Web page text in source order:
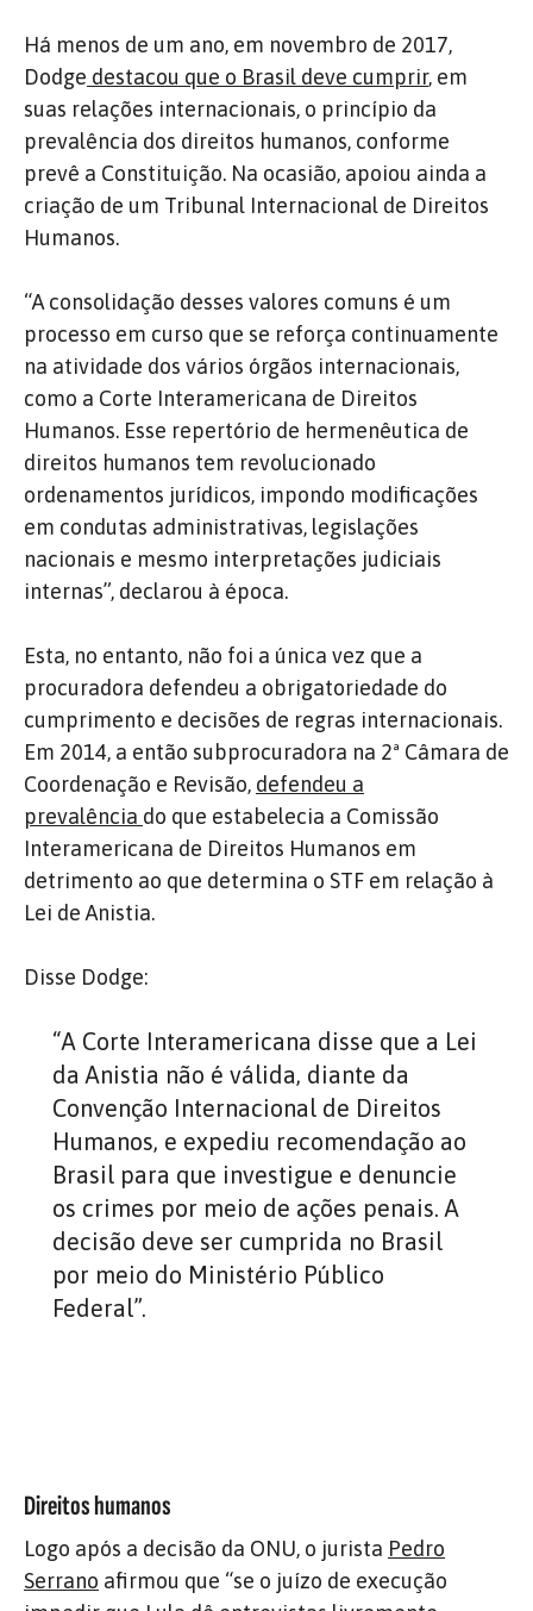
Há menos de um ano, em novembro de 2017,
Dodge destacou que o Brasil deve cumprir, em
suas relações internacionais, o princípio da
prevalência dos direitos humanos, conforme
prevê a Constituição. Na ocasião, apoiou ainda a
criação de um Tribunal Internacional de Direitos
Humanos.
“A consolidação desses valores comuns é um
processo em curso que se reforça continuamente
na atividade dos vários órgãos internacionais,
como a Corte Interamericana de Direitos
Humanos. Esse repertório de hermenêutica de
direitos humanos tem revolucionado
ordenamentos jurídicos, impondo modificações
em condutas administrativas, legislações
nacionais e mesmo interpretações judiciais
internas”, declarou à época.
Esta, no entanto, não foi a única vez que a
procuradora defendeu a obrigatoriedade do
cumprimento e decisões de regras internacionais.
Em 2014, a então subprocuradora na 2ª Câmara de
Coordenação e Revisão, defendeu a
prevalência do que estabelecia a Comissão
Interamericana de Direitos Humanos em
detrimento ao que determina o STF em relação à
Lei de Anistia.
Disse Dodge:
“A Corte Interamericana disse que a Lei
da Anistia não é válida, diante da
Convenção Internacional de Direitos
Humanos, e expediu recomendação ao
Brasil para que investigue e denuncie
os crimes por meio de ações penais. A
decisão deve ser cumprida no Brasil
por meio do Ministério Público
Federal”.
Direitos humanos
Logo após a decisão da ONU, o jurista Pedro
Serrano afirmou que “se o juízo de execução